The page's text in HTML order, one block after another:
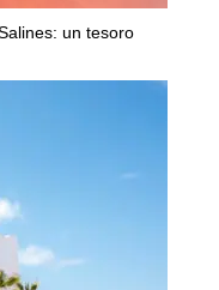
un tesoro